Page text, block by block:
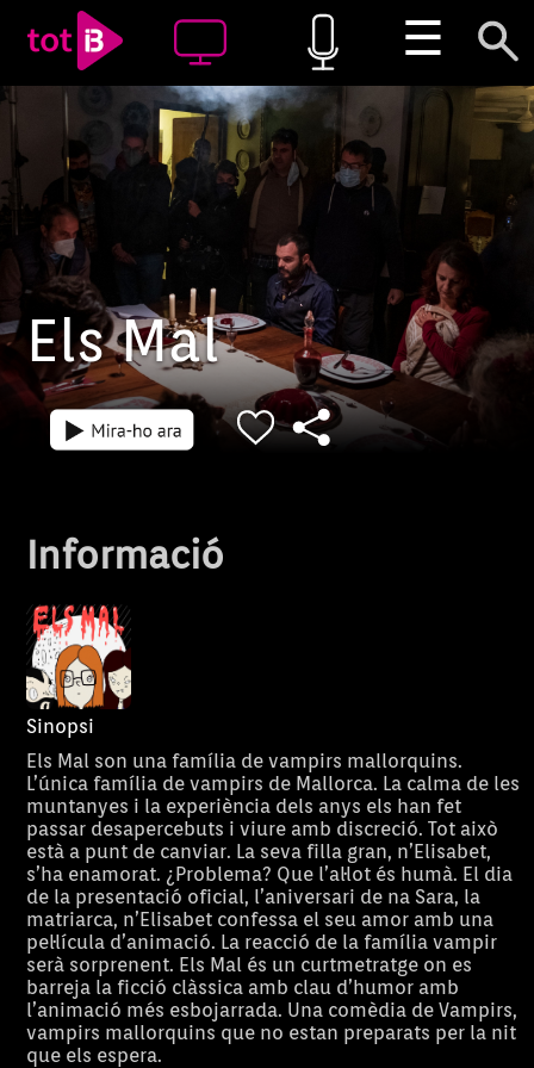
☰
Els Mal
Informació
Sinopsi
Els Mal son una família de vampirs mallorquins.
L’única família de vampirs de Mallorca. La calma de les
muntanyes i la experiència dels anys els han fet
passar desapercebuts i viure amb discreció. Tot això
està a punt de canviar. La seva filla gran, n’Elisabet,
s’ha enamorat. ¿Problema? Que l’al·lot és humà. El dia
de la presentació oficial, l’aniversari de na Sara, la
matriarca, n’Elisabet confessa el seu amor amb una
pel·lícula d’animació. La reacció de la família vampir
serà sorprenent. Els Mal és un curtmetratge on es
barreja la ficció clàssica amb clau d’humor amb
l’animació més esbojarrada. Una comèdia de Vampirs,
vampirs mallorquins que no estan preparats per la nit
que els espera.
Llengua amb
Qui necessita tàperes enmig
d'una apocalipsi zombi? Un
La novícia